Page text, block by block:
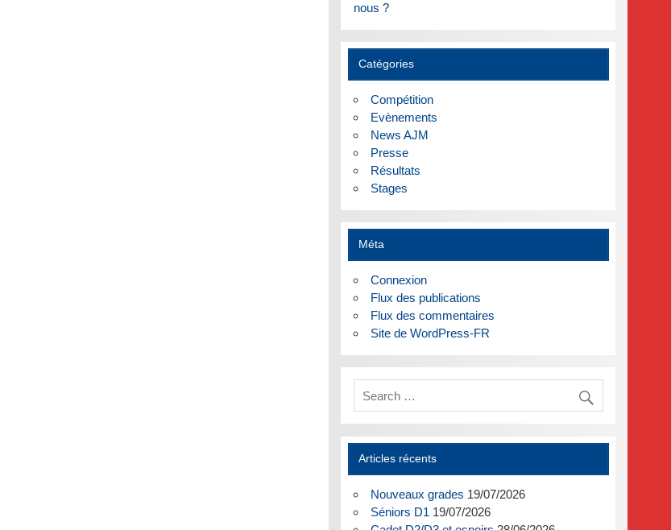
nous ?
Catégories
Compétition
Evènements
News AJM
Presse
Résultats
Stages
Méta
Connexion
Flux des publications
Flux des commentaires
Site de WordPress-FR
Articles récents
Nouveaux grades 19/07/2026
Séniors D1 19/07/2026